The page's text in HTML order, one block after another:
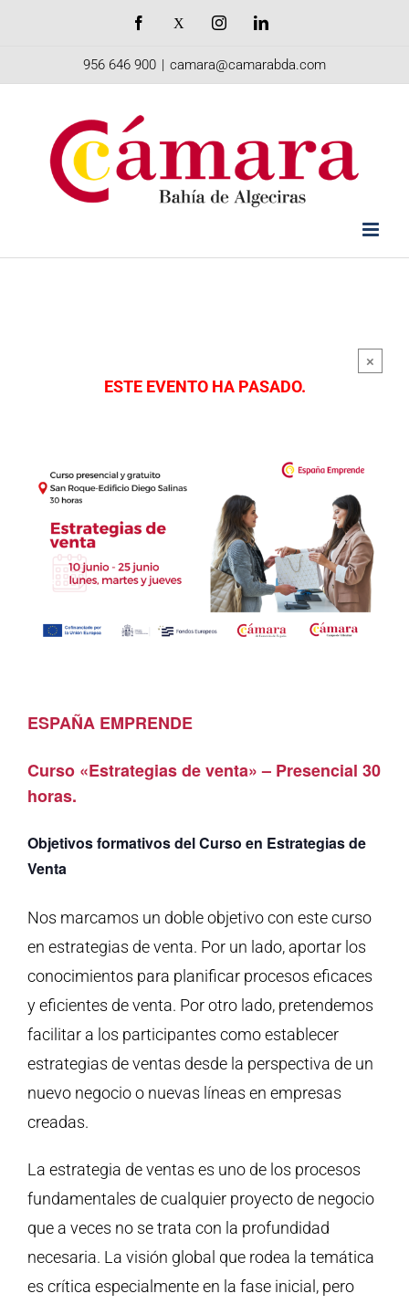
Facebook InstagramLinkedIn
956 646 900 | camara@camarabda.com
ESTE EVENTO HA PASADO.
×
ESPAÑA EMPRENDE
Curso «Estrategias de venta» – Presencial 30
horas.
Objetivos formativos del Curso en Estrategias de
Venta
Nos marcamos un doble objetivo con este curso
en estrategias de venta. Por un lado, aportar los
conocimientos para planificar procesos eficaces
y eficientes de venta. Por otro lado, pretendemos
facilitar a los participantes como establecer
estrategias de ventas desde la perspectiva de un
nuevo negocio o nuevas líneas en empresas
creadas.
La estrategia de ventas es uno de los procesos
fundamentales de cualquier proyecto de negocio
que a veces no se trata con la profundidad
necesaria. La visión global que rodea la temática
es crítica especialmente en la fase inicial, pero